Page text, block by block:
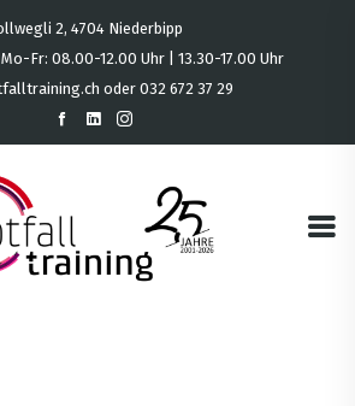
2, 4704 Niederbipp
Fr: 08.00-12.00 Uhr | 13.30-17.00 Uhr
oder 032 672 37 29